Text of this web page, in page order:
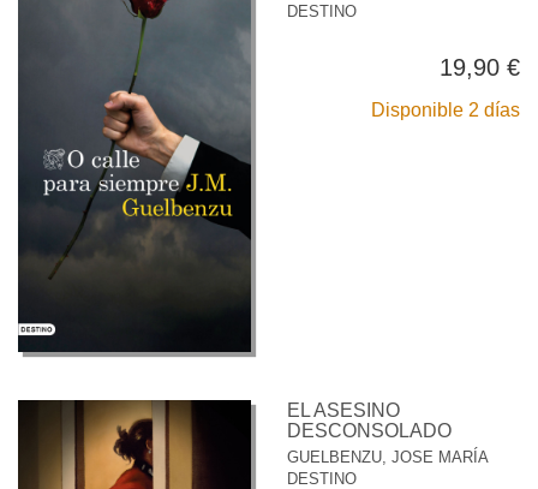
DESTINO
19,90 €
Disponible 2 días
EL ASESINO
DESCONSOLADO
GUELBENZU, JOSE MARÍA
DESTINO